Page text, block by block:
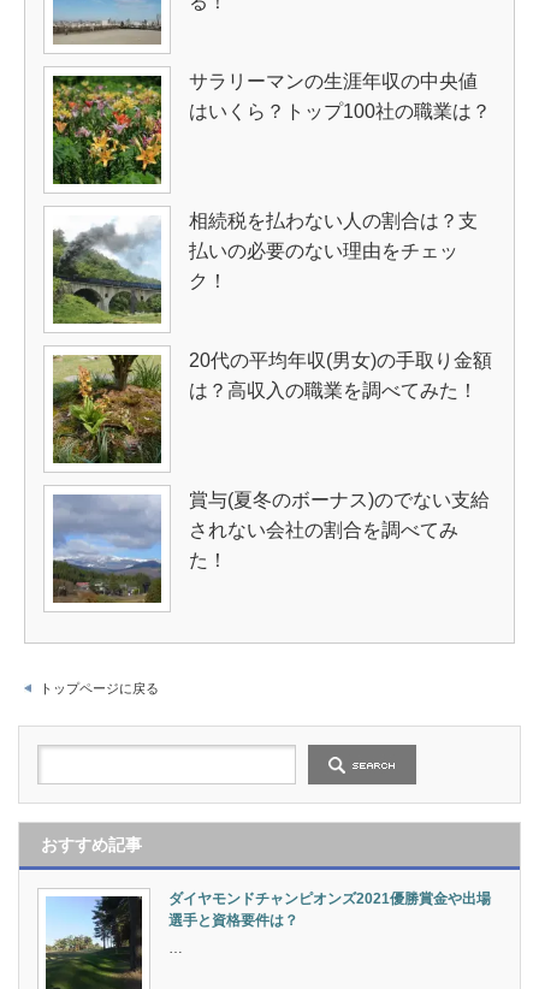
サラリーマンの生涯年収の中央値
はいくら？トップ100社の職業は？
相続税を払わない人の割合は？支
払いの必要のない理由をチェッ
ク！
20代の平均年収(男女)の手取り金額
は？高収入の職業を調べてみた！
賞与(夏冬のボーナス)のでない支給
されない会社の割合を調べてみ
た！
トップページに戻る
おすすめ記事
ダイヤモンドチャンピオンズ2021優勝賞金や出場
選手と資格要件は？
…